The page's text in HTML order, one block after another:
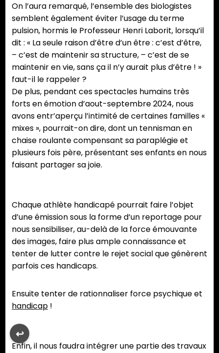
On l’aura remarqué, l’ensemble des biologistes
semblent également éviter l’usage du terme
pulsion, hormis le Professeur Henri Laborit, lorsqu’il
dit : « La seule raison d’être d’un être : c’est d’être,
– c’est de maintenir sa structure, – c’est de se
maintenir en vie, sans ça il n’y aurait plus d’être ! »
faut-il le rappeler ?
De plus, pendant ces spectacles humains très
forts en émotion d’aout-septembre 2024, nous
avons entr’aperçu l’intimité de certaines familles «
mixes », pourrait-on dire, dont un tennisman en
chaise roulante compensant sa paraplégie et
plusieurs fois père, présentant ses enfants en nous
faisant partager sa joie.
Chaque athlète handicapé pourrait faire l’objet
d’une émission sous la forme d’un reportage pour
nous sensibiliser, au-delà de la force émouvante
des images, faire plus ample connaissance et
tenter de lutter contre le rejet social que génèrent
parfois ces handicaps.
Ensuite tenter de rationnaliser force psychique et
handicap !
Enfin, il nous faudra intégrer une partie des travaux
↩︎